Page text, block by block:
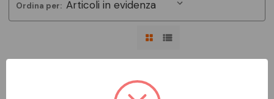
Ordina per: